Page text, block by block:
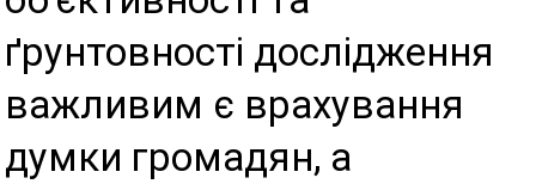
ґрунтовності дослідження
важливим є врахування
думки громадян, а